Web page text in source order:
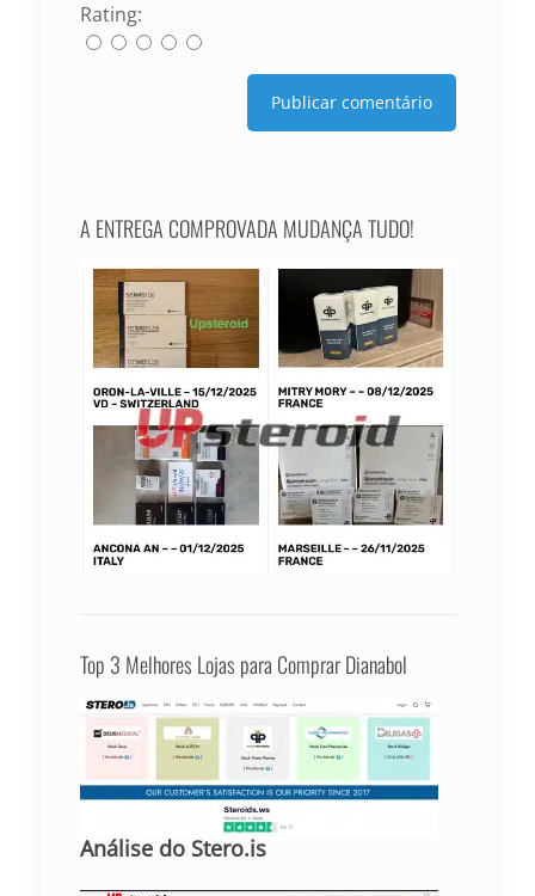
Rating:
A ENTREGA COMPROVADA MUDANÇA TUDO!
Top 3 Melhores Lojas para Comprar Dianabol
Análise do Stero.is